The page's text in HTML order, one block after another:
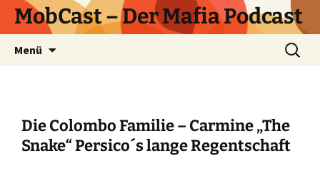
Zum
InhaltMobCast – Der Mafia Podcast
Menü
Suchen
nach:
Die Colombo Familie – Carmine „The
Snake“ Persico´s lange Regentschaft